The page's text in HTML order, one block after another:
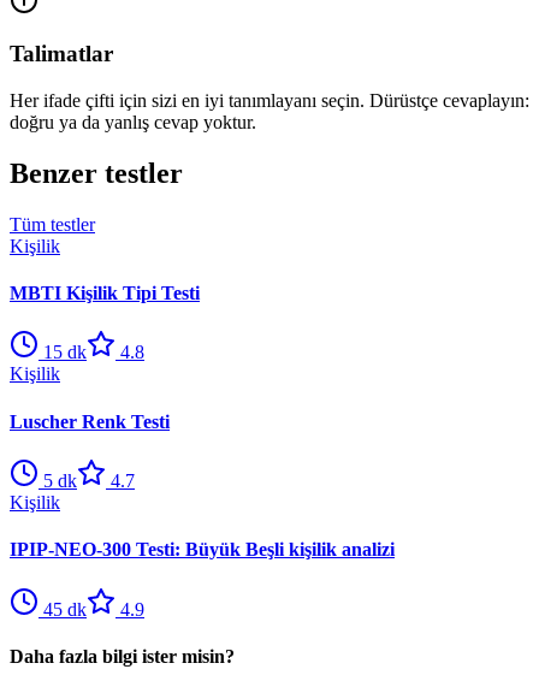
Talimatlar
Her ifade çifti için sizi en iyi tanımlayanı seçin. Dürüstçe cevaplayın:
doğru ya da yanlış cevap yoktur.
Benzer testler
Tüm testler
Kişilik
MBTI Kişilik Tipi Testi
15 dk
4.8
Kişilik
Luscher Renk Testi
5 dk
4.7
Kişilik
IPIP-NEO-300 Testi: Büyük Beşli kişilik analizi
45 dk 4.9
Daha fazla bilgi ister misin?